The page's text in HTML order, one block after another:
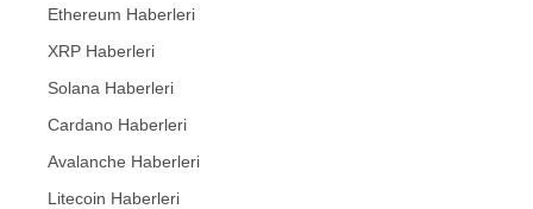
Ethereum Haberleri
XRP Haberleri
Solana Haberleri
Cardano Haberleri
Avalanche Haberleri
Litecoin Haberleri